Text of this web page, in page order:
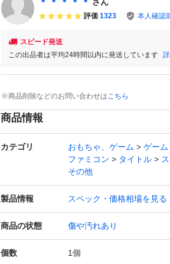
評価 1323 本人確認
スピード発送
この出品者は平均24時間以内に発送しています
※商品削除などのお問い合わせはこちら
商品情報
カテゴリ おもちゃ、ゲーム ゲーム
ファミコン
タイトル
その他
製品情報 スペック・価格相場を見る
商品の状態 傷や汚れあり
個数 1個